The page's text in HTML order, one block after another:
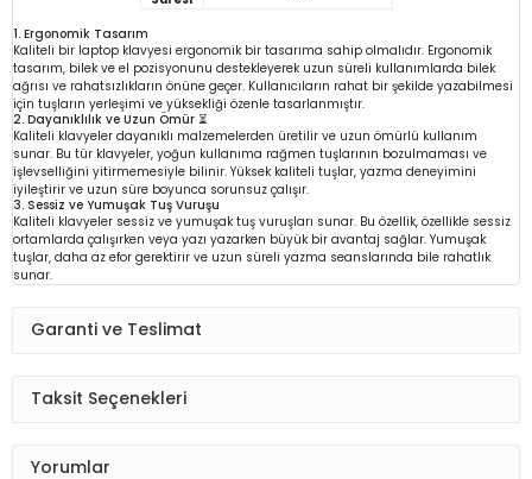
1. Ergonomik Tasarım
Kaliteli bir laptop klavyesi ergonomik bir tasarıma sahip olmalıdır. Ergonomik
tasarım, bilek ve el pozisyonunu destekleyerek uzun süreli kullanımlarda bilek
ağrısı ve rahatsızlıkların önüne geçer. Kullanıcıların rahat bir şekilde yazabilmesi
için tuşların yerleşimi ve yüksekliği özenle tasarlanmıştır.
2. Dayanıklılık ve Uzun Ömür ⏳
Kaliteli klavyeler dayanıklı malzemelerden üretilir ve uzun ömürlü kullanım
sunar. Bu tür klavyeler, yoğun kullanıma rağmen tuşlarının bozulmaması ve
işlevselliğini yitirmemesiyle bilinir. Yüksek kaliteli tuşlar, yazma deneyimini
iyileştirir ve uzun süre boyunca sorunsuz çalışır.
3. Sessiz ve Yumuşak Tuş Vuruşu
Kaliteli klavyeler sessiz ve yumuşak tuş vuruşları sunar. Bu özellik, özellikle sessiz
ortamlarda çalışırken veya yazı yazarken büyük bir avantaj sağlar. Yumuşak
tuşlar, daha az efor gerektirir ve uzun süreli yazma seanslarında bile rahatlık
sunar.
Garanti ve Teslimat
Taksit Seçenekleri
Yorumlar